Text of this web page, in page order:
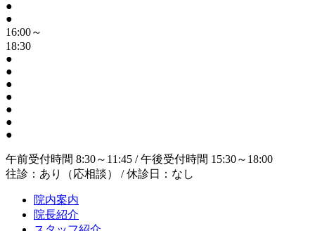
●
●
16:00～
18:30
●
●
●
●
●
●
●
午前受付時間 8:30～11:45 / 午後受付時間 15:30～18:00
往診：あり（応相談） / 休診日：なし
院内案内
院長紹介